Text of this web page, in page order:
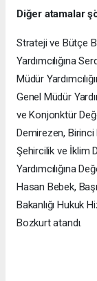
Diğer atamalar
Strateji ve Bütçe
Yardımcılığına
Müdür
Genel Müdür
ve Konjonktür
Demirezen, Birinci
Şehircilik ve İklim
Yardımcılığına
Hasan Bebek,
Bakanlığı Hukuk
Bozkurt atandı.